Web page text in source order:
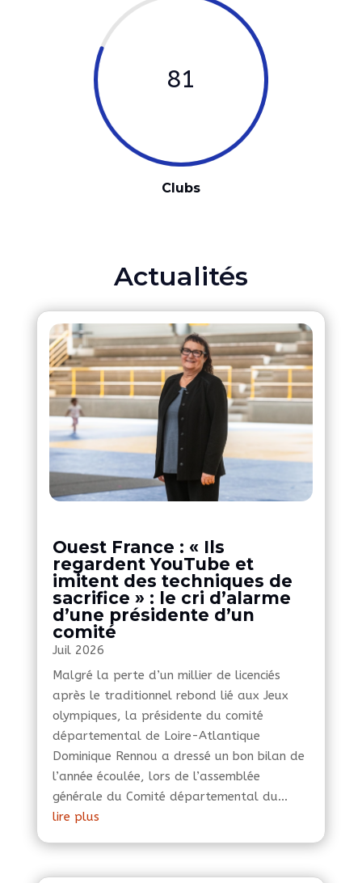
81
Clubs
Actualités
Ouest France : « Ils
regardent YouTube et
imitent des techniques de
sacrifice » : le cri d’alarme
d’une présidente d’un
comité
Juil 2026
Malgré la perte d’un millier de licenciés
après le traditionnel rebond lié aux Jeux
olympiques, la présidente du comité
départemental de Loire-Atlantique
Dominique Rennou a dressé un bon bilan de
l’année écoulée, lors de l’assemblée
générale du Comité départemental du...
lire plus